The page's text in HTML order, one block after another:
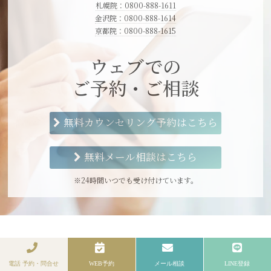
札幌院：0800-888-1611
金沢院：0800-888-1614
京都院：0800-888-1615
ウェブでの
ご予約・ご相談
無料カウンセリング予約はこちら
無料メール相談はこちら
※24時間いつでも受け付けています。
全国のクリニック
電話 予約・問合せ WEB予約 メール相談 LINE登録